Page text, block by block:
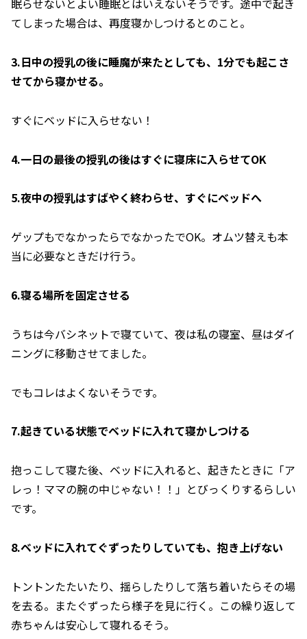
眠らせないとよい睡眠とはいえないそうです。途中で起き
てしまった場合は、再度寝かしつけるとのこと。
3.日中の授乳の後に睡魔が来たとしても、1分でも起こさ
せてから寝かせる。
すぐにベッドに入らせない！
4.一日の最後の授乳の後はすぐに寝床に入らせてOK
5.夜中の授乳はすばやく終わらせ、すぐにベッドへ
ゲップもでなかったらでなかったでOK。オムツ替えも本
当に必要なときだけ行う。
6.寝る場所を固定させる
うちは今バシネットで寝ていて、夜は私の寝室、昼はダイ
ニングに移動させてました。
でもコレはよくないそうです。
7.起きている状態でベッドに入れて寝かしつける
抱っこして寝た後、ベッドに入れると、起きたときに「ア
レっ！ママの腕の中じゃない！！」とびっくりするらしい
です。
8.ベッドに入れてぐずったりしていても、抱き上げない
トントンたたいたり、揺らしたりして落ち着いたらその場
を去る。またぐずったら様子を見に行く。この繰り返して
赤ちゃんは安心して寝れるそう。